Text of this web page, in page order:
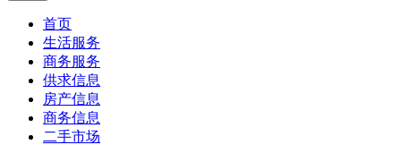
首页
生活服务
商务服务
供求信息
房产信息
商务信息
二手市场